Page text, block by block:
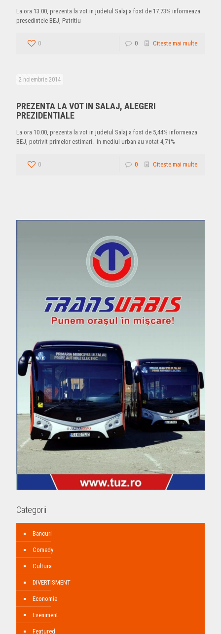
La ora 13.00, prezenta la vot in judetul Salaj a fost de 17.73% informeaza
presedintele BEJ, Patritiu
0 0 Citeste mai multe
2 noiembrie 2014
PREZENTA LA VOT IN SALAJ, ALEGERI
PREZIDENTIALE
La ora 10.00, prezenta la vot in judetul Salaj a fost de 5,44% informeaza
BEJ, potrivit primelor estimari. In mediul urban au votat 4,71%
0 0 Citeste mai multe
Categorii
Bancuri
Comedy
Cultura
DIVERTISMENT
Economie
Eveniment
Featured